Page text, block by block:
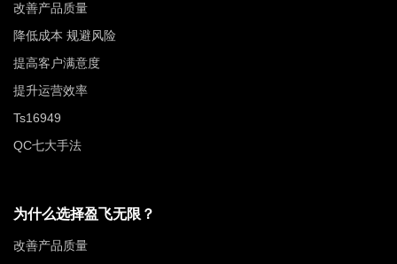
改善产品质量
降低成本 规避风险
提高客户满意度
提升运营效率
Ts16949
QC七大手法
为什么选择盈飞无限？
改善产品质量